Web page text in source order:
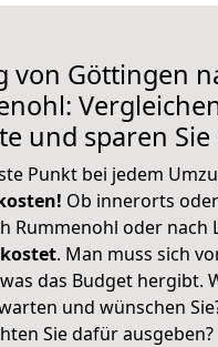
von Göttingen
und sparen Sie
Punkt bei jedem
Ob innerorts
Rummenohl oder nach
. Man muss sich
das Budget hergibt.
und wünschen
Sie dafür ausgeben?